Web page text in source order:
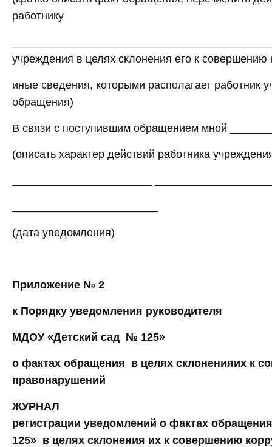
работнику
учреждения в целях склонения его к
иные сведения, которыми располагает работник
обращения)
В связи с поступившим обращением мной
(описать характер действий работника
(дата уведомления)
Приложение № 2
к Порядку уведомления руководителя
МДОУ «Детский сад № 125»
о фактах обращения в целях склоненияих к
правонарушений
ЖУРНАЛ
регистрации уведомлений о фактах
125» в целях склонения их к совершению